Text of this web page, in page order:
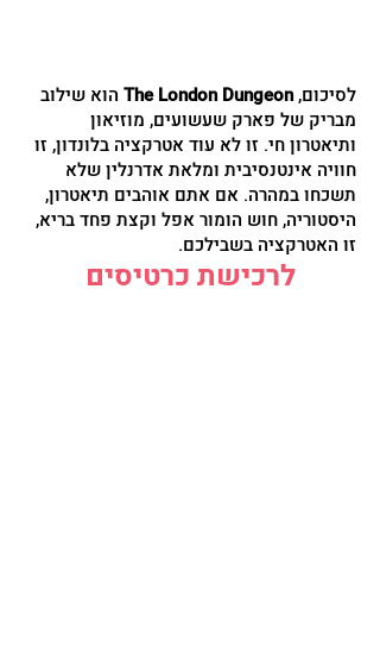
לסיכום,The London Dungeon הוא שילוב
מבריק של פארק שעשועים, מוזיאון
ותיאטרון חי. זו לא עוד אטרקציה בלונדון, זו
חוויה אינטנסיבית ומלאת אדרנלין שלא
תשכחו במהרה. אם אתם אוהבים תיאטרון,
היסטוריה, חוש הומור אפל וקצת פחד בריא,
זו האטרקציה בשבילכם.
לרכישת כרטיסים